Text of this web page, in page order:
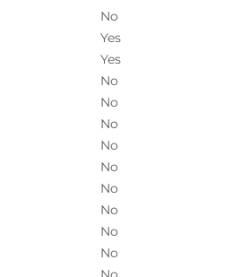
No
Yes
Yes
No
No
No
No
No
No
No
No
No